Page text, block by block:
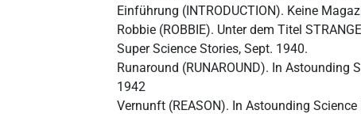
Einführung (INTRODUCTION). Keine
Robbie (ROBBIE). Unter dem Titel
Super Science Stories, Sept. 1940.
Runaround (RUNAROUND). In Astounding
1942
Vernunft (REASON). In Astounding